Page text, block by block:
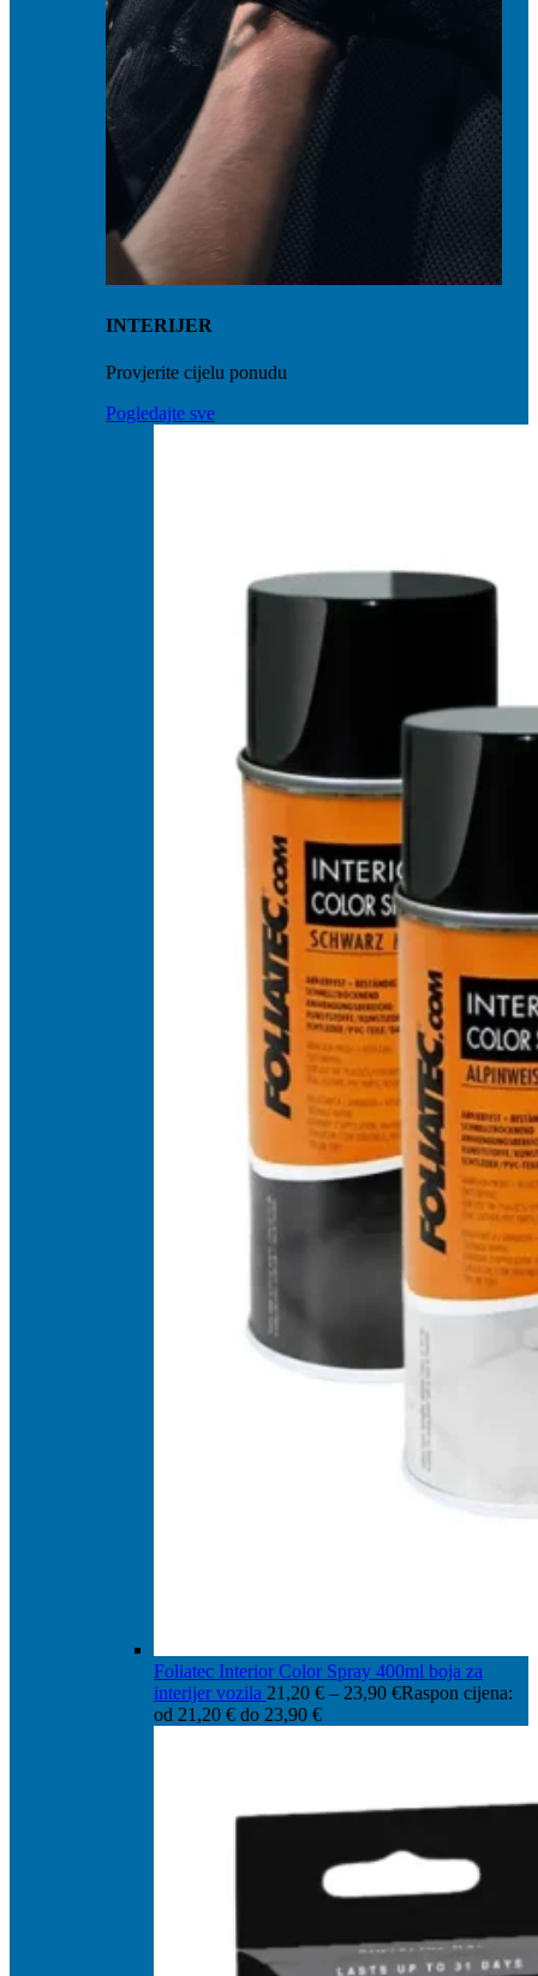
INTERIJER
Provjerite cijelu ponudu
Pogledajte sve
Foliatec Interior Color Spray 400ml boja za
interijer vozila 21,20 € – 23,90 €Raspon cijena:
od 21,20 € do 23,90 €